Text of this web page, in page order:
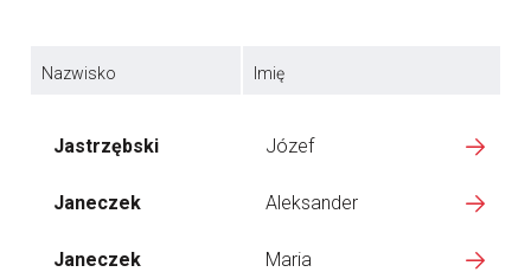
Nazwisko Imię
Jastrzębski Józef
Janeczek Aleksander
Janeczek Maria